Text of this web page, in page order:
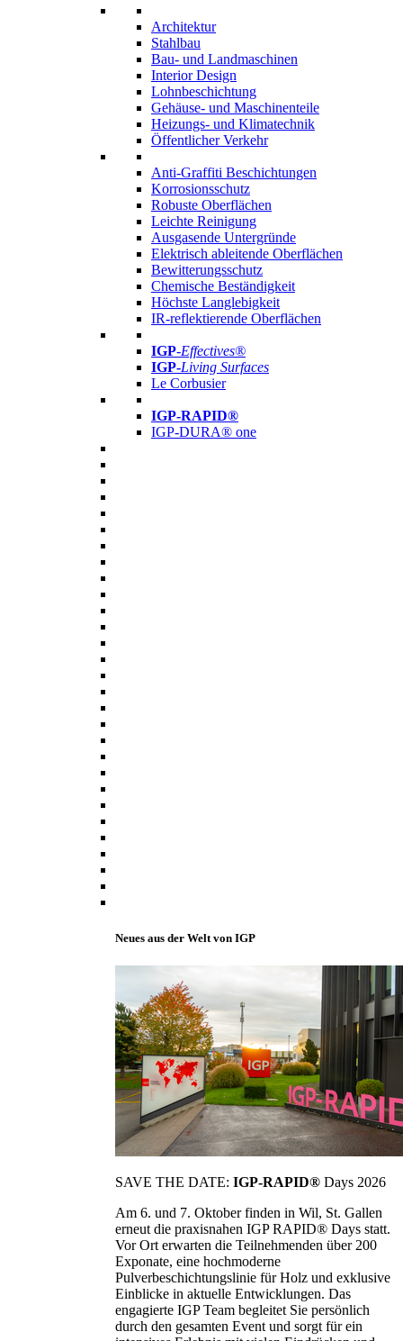
Architektur
Stahlbau
Bau- und Landmaschinen
Interior Design
Lohnbeschichtung
Gehäuse- und Maschinenteile
Heizungs- und Klimatechnik
Öffentlicher Verkehr
Anti-Graffiti Beschichtungen
Korrosionsschutz
Robuste Oberflächen
Leichte Reinigung
Ausgasende Untergründe
Elektrisch ableitende Oberflächen
Bewitterungsschutz
Chemische Beständigkeit
Höchste Langlebigkeit
IR-reflektierende Oberflächen
IGP-Effectives®
IGP-Living Surfaces
Le Corbusier
IGP-RAPID®
IGP-DURA® one
Neues aus der Welt von IGP
SAVE THE DATE: IGP-RAPID® Days 2026
Am 6. und 7. Oktober finden in Wil, St. Gallen
erneut die praxisnahen IGP RAPID® Days statt.
Vor Ort erwarten die Teilnehmenden über 200
Exponate, eine hochmoderne
Pulverbeschichtungslinie für Holz und exklusive
Einblicke in aktuelle Entwicklungen. Das
engagierte IGP Team begleitet Sie persönlich
durch den gesamten Event und sorgt für ein